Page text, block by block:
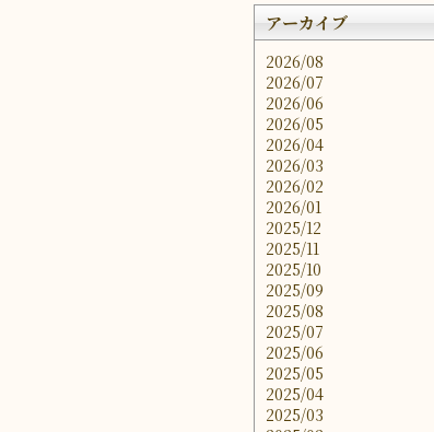
アーカイブ
2026/08
2026/07
2026/06
2026/05
2026/04
2026/03
2026/02
2026/01
2025/12
2025/11
2025/10
2025/09
2025/08
2025/07
2025/06
2025/05
2025/04
2025/03